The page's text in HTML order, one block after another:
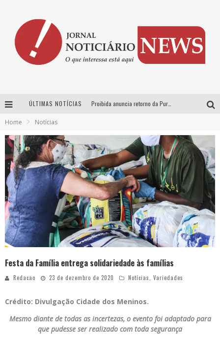
ÚLTIMAS NOTÍCIAS Proibida anuncia retorno da Puro Malte Extra e consolida trajetória de democratização cervejeira no Brasil
Chitãozinho & Xororó, Daniel, César Menotti & Fabiano e Zezé Di Camargo & Luciano desembarcam em BH neste sábado
Hot Wheels Monster Trucks Live™ confirma Belo Horizonte na turnê América do Sul 2027
Home Notícias
Festa da Família entrega solidariedade às famílias
Redacao 23 de dezembro de 2020 Notícias, Variedades
Crédito: Divulgação Cidade dos Meninos.
Mesmo diante de todas as incertezas, o evento foi adaptado para
que pudesse ser realizado com toda segurança